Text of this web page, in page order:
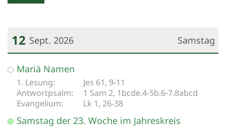
Samstag
12 Sept. 2026
Datum: 12. September 2026
Mariä Namen
Jes 61, 9-11
1 Sam 2, 1bcde.4-5b.6-7.8abcd
Lk 1, 26-38
Samstag der 23. Woche im Jahreskreis